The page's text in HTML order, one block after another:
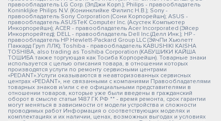
правообладатель LG Corp. (ЭлДжи Корп.); Philips - правообладатель
Koninklijke Philips N.V. (Конинклийке Филипс Н.В.); Sony -
правообладатель Sony Corporation (Сони Корпорейшн); ASUS -
правообладатель ASUSTeK Computer Inc. (Асустек Компьютер
Инкорпорейшн); ACER - правообладатель Acer Incorporated (Эйсер
Инкорпорейтед); DELL - правообладатель Dell Inc.(Делл Инк.); HP -
правообладатель HP Hewlett-Packard Group LLC (ЭйчПи Хьюлетт
Паккард Груп ЛЛК); Toshiba - правообладатель KABUSHIKI KAISHA
TOSHIBA, also trading as Toshiba Corporation (КАБУШИКИ КАЙША
ТОШИБА также торгующая как Тосиба Корпорейшн). Товарные знаки
используется с целью описания товара, в отношении которых
производятся услуги по ремонту сервисными центрами
«PEDANT».Услуги оказываются в неавторизованных сервисных
центрах «PEDANT», не связанными с компаниями Правообладателями
товарных знаков и/или с ее официальными представителями в
отношении товаров, которые уже были введены в гражданский
оборот в смысле статьи 1487 ГК РФ ** - время ремонта, срок гарантии
могут меняться в зависимости от модели устройства и сложности
проводимых работ Информация о соответствующих моделях и
комплектациях и их наличии, ценах, возможных выгодах и условиях